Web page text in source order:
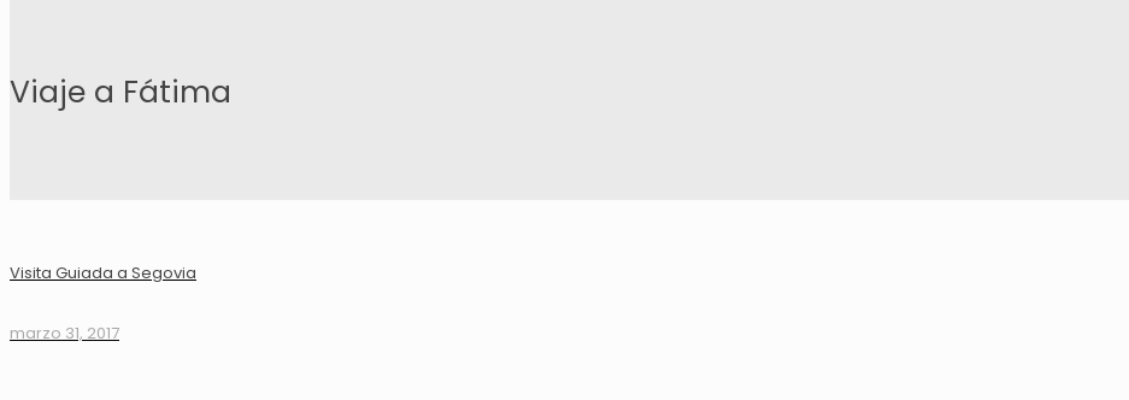
Viaje a Fátima
Visita Guiada a Segovia
marzo 31, 2017